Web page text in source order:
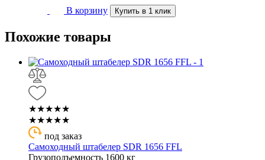
В корзину Купить в 1 клик
Похожие товары
★★★★★
★★★★★
под заказ
Самоходный штабелер SDR 1656 FFL
Грузоподъемность 1600 кг